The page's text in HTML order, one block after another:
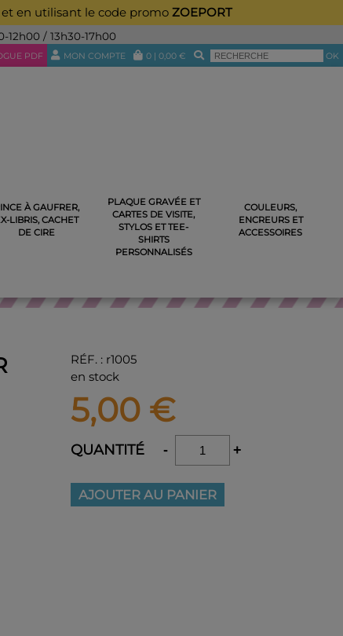
et en utilisant le code promo ZOEPORT
12h00 / 13h30-17h00
PDF MON COMPTE 0 | 0,00 € OK
À GAUFRER,
LIBRIS, CACHET
DE CIRE
PLAQUE GRAVÉE ET
CARTES DE VISITE,
STYLOS ET TEE-
SHIRTS
PERSONNALISÉS
COULEURS,
ENCREURS ET
ACCESSOIRES
EN BOIS
RÉF. : r1005
en stock
5,00 €
QUANTITÉ - +
AJOUTER AU PANIER